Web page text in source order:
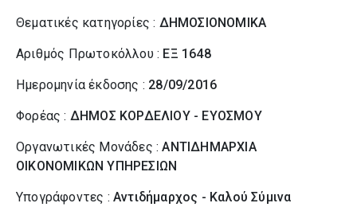
Θεματικές κατηγορίες : ΔΗΜΟΣΙΟΝΟΜΙΚΑ
Αριθμός Πρωτοκόλλου : ΕΞ 1648
Ημερομηνία έκδοσης : 28/09/2016
Φορέας : ΔΗΜΟΣ ΚΟΡΔΕΛΙΟΥ - ΕΥΟΣΜΟΥ
Οργανωτικές Μονάδες :ΑΝΤΙΔΗΜΑΡΧΙΑ
ΟΙΚΟΝΟΜΙΚΩΝ ΥΠΗΡΕΣΙΩΝ
Υπογράφοντες : Αντιδήμαρχος - Καλού Σύµινα